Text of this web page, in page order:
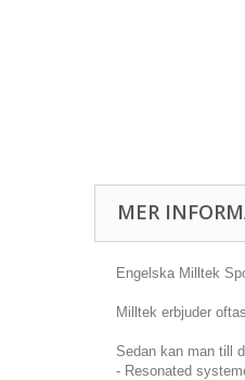
MER
Engelska Milltek
Milltek erbjuder
Sedan kan man till
- Resonated